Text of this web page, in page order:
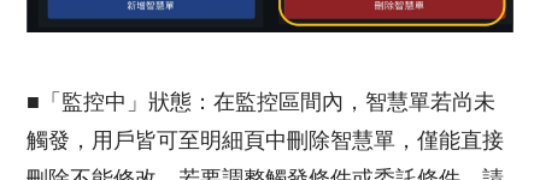
■「監控中」狀態：在監控區間內，智慧單若尚未
觸發，用戶皆可至明細頁中刪除智慧單，僅能直接